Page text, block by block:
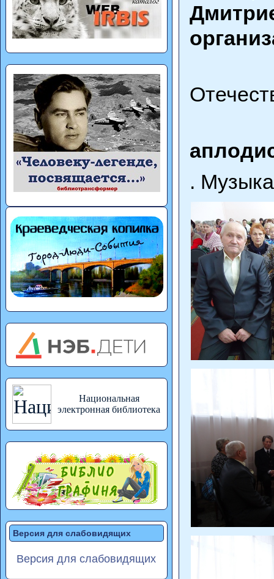
Национальная
электронная библиотека
Версия для слабовидящих
Версия для слабовидящих
.